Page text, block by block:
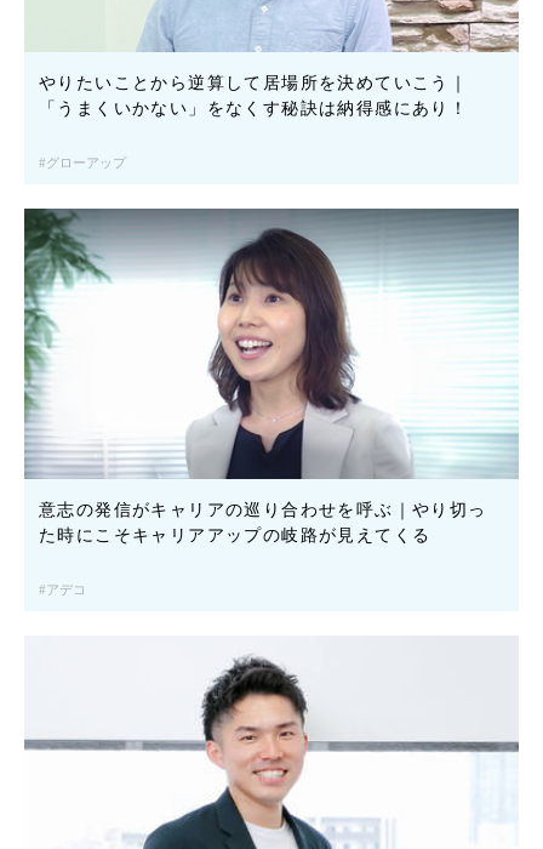
やりたいことから逆算して居場所を決めていこう｜
「うまくいかない」をなくす秘訣は納得感にあり！
グローアップ
意志の発信がキャリアの巡り合わせを呼ぶ｜やり切っ
た時にこそキャリアアップの岐路が見えてくる
アデコ